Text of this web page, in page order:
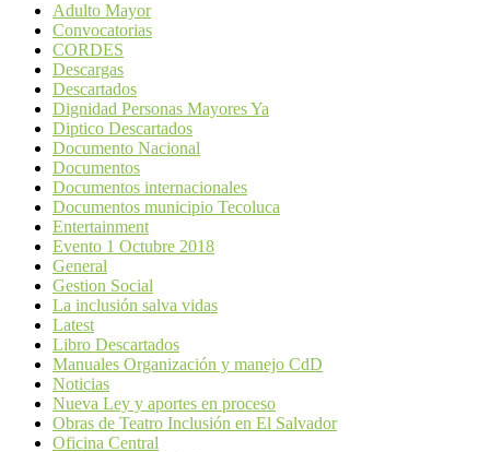
Adulto Mayor
Convocatorias
CORDES
Descargas
Descartados
Dignidad Personas Mayores Ya
Diptico Descartados
Documento Nacional
Documentos
Documentos internacionales
Documentos municipio Tecoluca
Entertainment
Evento 1 Octubre 2018
General
Gestion Social
La inclusión salva vidas
Latest
Libro Descartados
Manuales Organización y manejo CdD
Noticias
Nueva Ley y aportes en proceso
Obras de Teatro Inclusión en El Salvador
Oficina Central